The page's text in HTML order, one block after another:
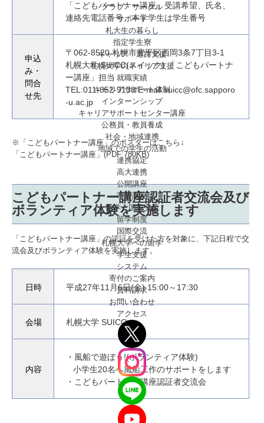
クラブ・サークル
サポート
札大生の暮らし
指定学生寮
キャリア・進路支援
札幌大学のキャリア支援
就職実績
キャリアサポート体制
インターンシップ
キャリアサポートセンター講座
公務員・教員養成
社会・地域連携
地域での学生の活動
連携協定
高大連携
公開講座
寄附講座
留学・国際交流
留学制度
国際交流
札幌大学への留学
学生支援
システム
寄付のご案内
資料請求
お問い合わせ
アクセス
「こどもパートナー講座」受講希望、氏名、
連絡先電話番号、本学学生は学生番号
申込
み・
問合
せ先
〒062-8520 札幌市豊平区西岡3条7丁目3-1
札幌大学 SUICC(スイック) 「こどもパートナ
ー講座」担当
TEL:011-852-9138 E-mail:suicc@ofc.sapporo
-u.ac.jp
※「こどもパートナー講座」のポスターはこちら↓
「こどもパートナー講座」(PDF:780KB)
こどもパートナー講座認証者交流会及び
ボランティア体験を実施します
「こどもパートナー講座」の認証を受けた方を対象に、下記日程で交
流会及びボランティア体験を実施します。
日時 平成27年11月6日(金) 15:00～17:30
会場 札幌大学 SUICC
内容
・風船で遊ぼう!(ボランティア体験)
小学生20名へ風船工作のサポートをします
・こどもパートナー講座認証者交流会